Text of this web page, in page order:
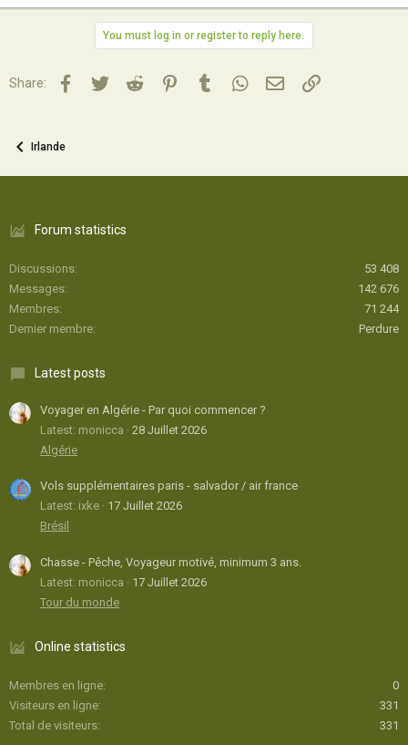
You must log in or register to reply here.
Share: Facebook
TwitterReddit PinterestTumblrWhatsApp
Email Lien
Irlande
Forum statistics
Discussions
53 408
Messages
142 676
Membres
71 244
Dernier membre
Perdure
Latest posts
Voyager en Algérie - Par quoi commencer ?
Latest: monicca
28 Juillet 2026
Algérie
Vols supplémentaires paris - salvador / air france
Latest: ixke
17 Juillet 2026
Brésil
Chasse - Pêche, Voyageur motivé, minimum 3 ans.
Latest: monicca
17 Juillet 2026
Tour du monde
Online statistics
Membres en ligne
0
Visiteurs en ligne
331
Total de visiteurs
331